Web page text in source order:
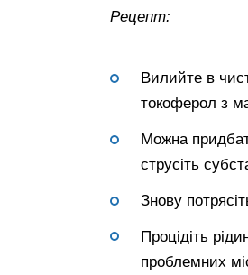
Рецепт:
Вилийте в
токоферол з
Можна
струсіть
Знову
Процідіть
проблемних